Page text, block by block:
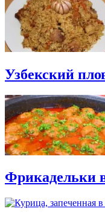
Узбекский
Фрикадельки